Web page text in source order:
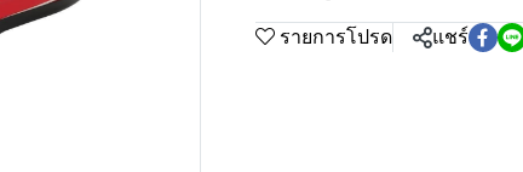
รายการโปรด แชร์